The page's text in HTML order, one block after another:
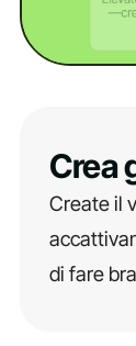
Crea
Create il
di fare